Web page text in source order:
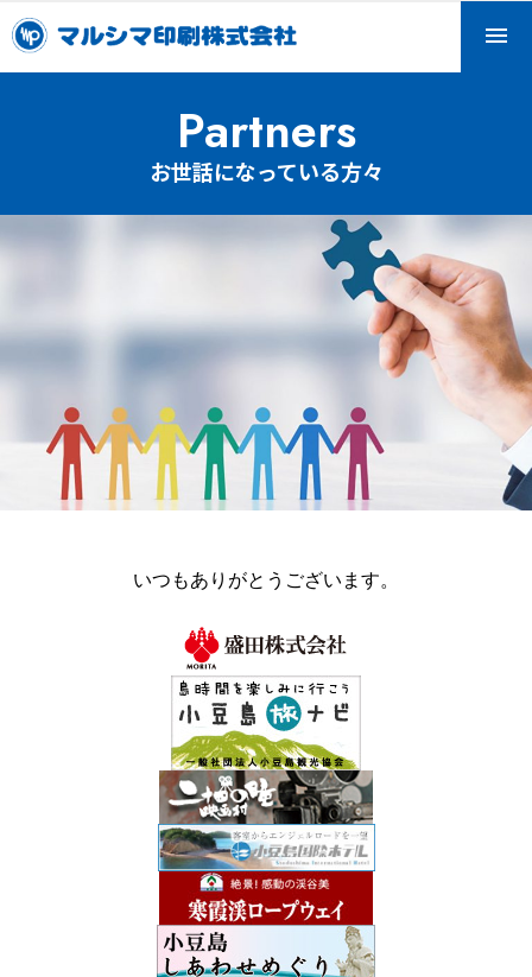
Skip
to
content
年に100周年を迎えます。
Partners
お世話になっている方々
いつもありがとうございます。